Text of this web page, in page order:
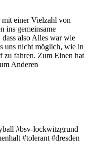
einer Vielzahl von
ins gemeinsame
also Alles war wie
uns nicht möglich, wie in
zu fahren. Zum Einen hat
Anderen
#bsv-lockwitzgrund
#tolerant #dresden